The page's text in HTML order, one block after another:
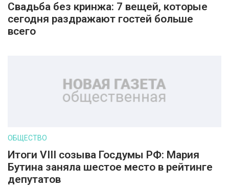
Свадьба без кринжа: 7 вещей, которые
сегодня раздражают гостей больше
всего
ОБЩЕСТВО
Итоги VIII созыва Госдумы РФ: Мария
Бутина заняла шестое место в рейтинге
депутатов